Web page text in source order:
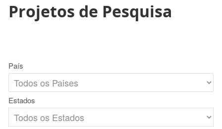
Projetos de Pesquisa
País
Estados